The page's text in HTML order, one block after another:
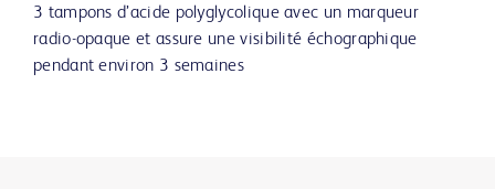
3 tampons d’acide polyglycolique avec un marqueur
radio-opaque et assure une visibilité échographique
pendant environ 3 semaines